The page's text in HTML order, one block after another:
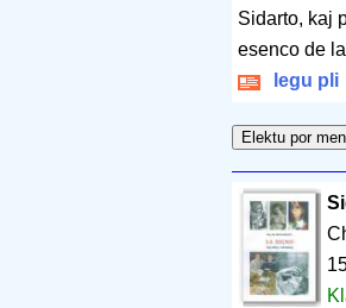
Sidarto, kaj
esenco de
legu pli